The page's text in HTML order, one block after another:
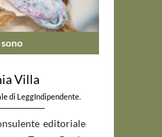
Villa
di LeggIndipendente.
editoriale